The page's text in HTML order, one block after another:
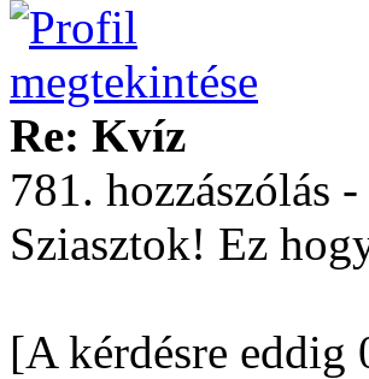
Re: Kvíz
781. hozzászólás
Sziasztok! Ez
[A kérdésre eddig